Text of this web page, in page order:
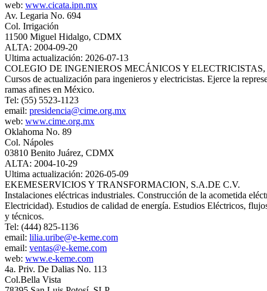
web: www.cicata.ipn.mx
Av. Legaria No. 694
Col. Irrigación
11500 Miguel Hidalgo, CDMX
ALTA: 2004-09-20
Ultima actualización: 2026-07-13
COLEGIO DE INGENIEROS MECÁNICOS Y ELECTRICISTAS,
Cursos de actualización para ingenieros y electricistas. Ejerce la
ramas afines en México.
Tel: (55) 5523-1123
email: presidencia@cime.org.mx
web: www.cime.org.mx
Oklahoma No. 89
Col. Nápoles
03810 Benito Juárez, CDMX
ALTA: 2004-10-29
Ultima actualización: 2026-05-09
EKEMESERVICIOS Y TRANSFORMACION, S.A.DE C.V.
Instalaciones eléctricas industriales. Construcción de la acometida
Electricidad). Estudios de calidad de energía. Estudios Eléctricos,
y técnicos.
Tel: (444) 825-1136
email: lilia.uribe@e-keme.com
email: ventas@e-keme.com
web: www.e-keme.com
4a. Priv. De Dalias No. 113
Col.Bella Vista